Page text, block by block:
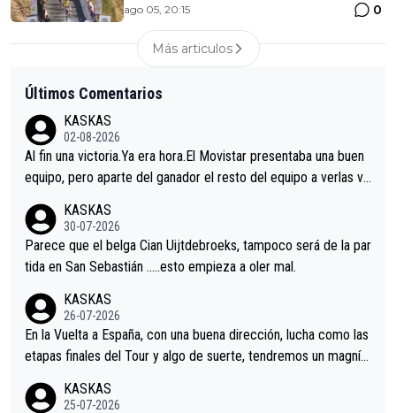
ago 05, 20:15 0
Más articulos
Últimos Comentarios
KASKAS
02-08-2026
Al fin una victoria.Ya era hora.El Movistar presentaba una buen
equipo, pero aparte del ganador el resto del equipo a verlas ve
s.La única buena noticia es la mejoría de Enric Más en San Seb
astian.Si en la Vuelta a Burgos sigue la mejoría, podríamos ten
er alguna sorpresa en la Vuelta.Ojalá.
KASKAS
30-07-2026
Parece que el belga Cian Uijtdebroeks, tampoco será de la par
tida en San Sebastián …..esto empieza a oler mal.
KASKAS
26-07-2026
En la Vuelta a España, con una buena dirección, lucha como las
etapas finales del Tour y algo de suerte, tendremos un magnífi
KASKAS
25-07-2026